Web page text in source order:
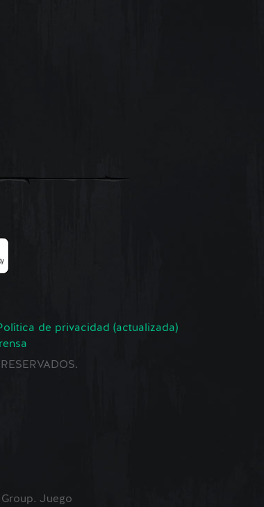
de privacidad (actualizada)
Juego